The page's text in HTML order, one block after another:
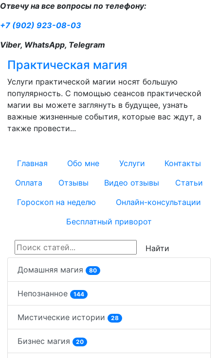
Отвечу на все вопросы по телефону:
+7 (902) 923-08-03
Viber, WhatsApp, Telegram
Практическая магия
Услуги практической магии носят большую
популярность. С помощью сеансов практической
магии вы можете заглянуть в будущее, узнать
важные жизненные события, которые вас ждут, а
также провести...
Главная Обо мне Услуги
Контакты
Оплата
Отзывы Видео отзывы
Статьи
Гороскоп на неделю
Онлайн-консультации
Бесплатный приворот
Найти
Домашняя магия 80
Непознанное 144
Мистические истории 28
Бизнес магия 20